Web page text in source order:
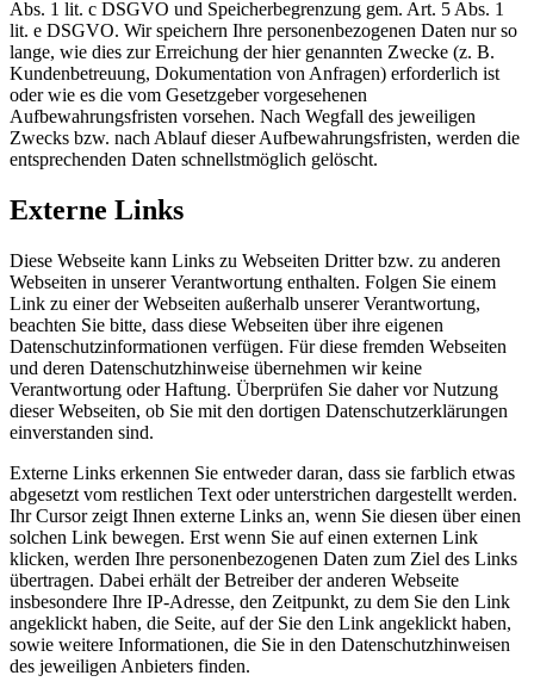
Abs. 1 lit. c DSGVO und Speicherbegrenzung gem. Art. 5 Abs. 1
lit. e DSGVO. Wir speichern Ihre personenbezogenen Daten nur so
lange, wie dies zur Erreichung der hier genannten Zwecke (z. B.
Kundenbetreuung, Dokumentation von Anfragen) erforderlich ist
oder wie es die vom Gesetzgeber vorgesehenen
Aufbewahrungsfristen vorsehen. Nach Wegfall des jeweiligen
Zwecks bzw. nach Ablauf dieser Aufbewahrungsfristen, werden die
entsprechenden Daten schnellstmöglich gelöscht.
Externe Links
Diese Webseite kann Links zu Webseiten Dritter bzw. zu anderen
Webseiten in unserer Verantwortung enthalten. Folgen Sie einem
Link zu einer der Webseiten außerhalb unserer Verantwortung,
beachten Sie bitte, dass diese Webseiten über ihre eigenen
Datenschutzinformationen verfügen. Für diese fremden Webseiten
und deren Datenschutzhinweise übernehmen wir keine
Verantwortung oder Haftung. Überprüfen Sie daher vor Nutzung
dieser Webseiten, ob Sie mit den dortigen Datenschutzerklärungen
einverstanden sind.
Externe Links erkennen Sie entweder daran, dass sie farblich etwas
abgesetzt vom restlichen Text oder unterstrichen dargestellt werden.
Ihr Cursor zeigt Ihnen externe Links an, wenn Sie diesen über einen
solchen Link bewegen. Erst wenn Sie auf einen externen Link
klicken, werden Ihre personenbezogenen Daten zum Ziel des Links
übertragen. Dabei erhält der Betreiber der anderen Webseite
insbesondere Ihre IP-Adresse, den Zeitpunkt, zu dem Sie den Link
angeklickt haben, die Seite, auf der Sie den Link angeklickt haben,
sowie weitere Informationen, die Sie in den Datenschutzhinweisen
des jeweiligen Anbieters finden.